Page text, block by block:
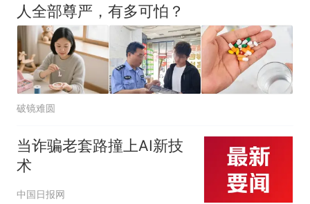
人全部尊严，有多可怕？
破镜难圆
当诈骗老套路撞上AI新技
术
中国日报网